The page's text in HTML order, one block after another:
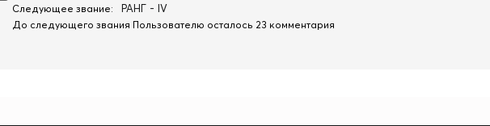
Следующее звание: РАНГ - IV
До следующего звания Пользователю осталось 23 комментария